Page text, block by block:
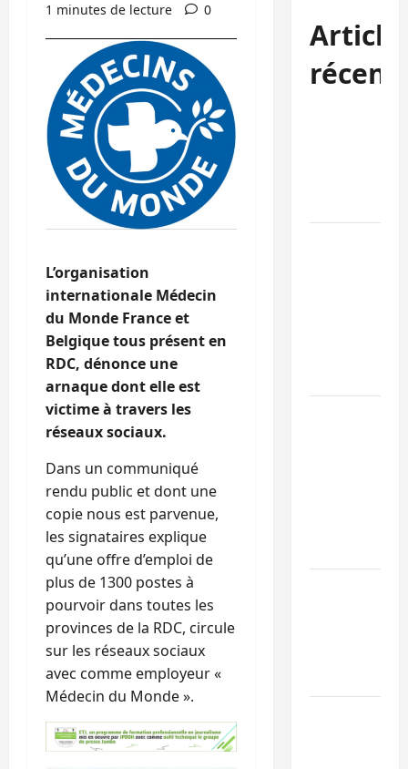
1 minutes de lecture
0
L’organisation
internationale Médecin
du Monde France et
Belgique tous présent en
RDC, dénonce une
arnaque dont elle est
victime à travers les
réseaux sociaux.
Dans un communiqué
rendu public et dont une
copie nous est parvenue,
les signataires explique
qu’une offre d’emploi de
plus de 1300 postes à
pourvoir dans toutes les
provinces de la RDC, circule
sur les réseaux sociaux
avec comme employeur «
Médecin du Monde ».